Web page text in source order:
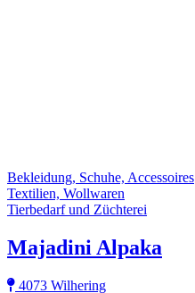
Bekleidung, Schuhe, Accessoires
Textilien, Wollwaren
Tierbedarf und Züchterei
Majadini Alpaka
4073 Wilhering